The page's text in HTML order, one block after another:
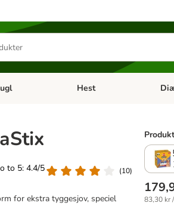
kategori menu: FiskÅben kategori menu: Fugl
Hest
to 5: 4.4/5
(10)
for ekstra tyggesjov, speciel
83,30 kr